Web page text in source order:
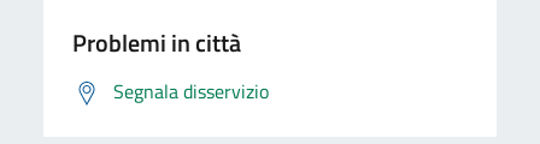
Problemi in città
Segnala disservizio